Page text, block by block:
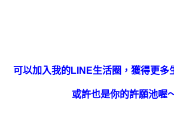
可以加入我的LINE生活圈，獲得更多
或許也是你的許願池喔